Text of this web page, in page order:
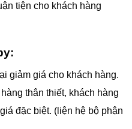
tiện cho khách hàng
giảm giá cho khách hàng.
thân thiết, khách hàng
đặc biệt. (liện hệ bộ phận